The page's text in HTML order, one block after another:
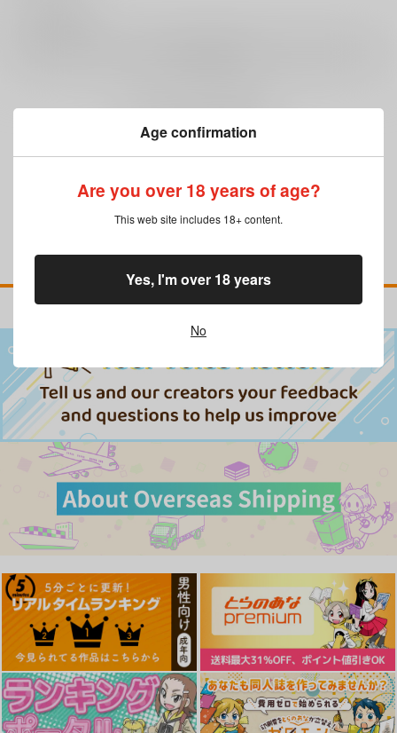
Age confirmation
Are you over 18 years of age?
This web site includes 18+ content.
No
Yes, I'm over 18 years